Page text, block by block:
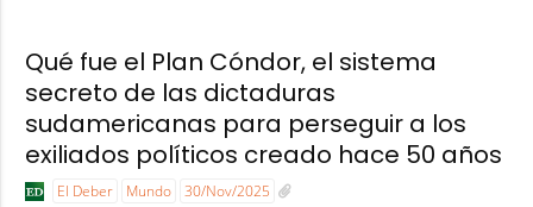
Qué fue el Plan Cóndor, el sistema
secreto de las dictaduras
sudamericanas para perseguir a los
exiliados políticos creado hace 50 años
El Deber Mundo 30/Nov/2025